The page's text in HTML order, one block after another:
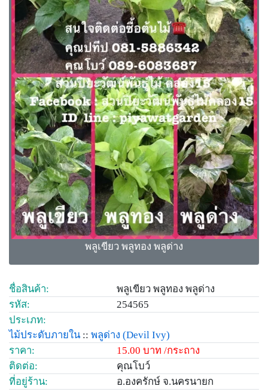
พลูเขียว พลูทอง พลูด่าง
ชื่อสินค้า:
พลูเขียว พลูทอง พลูด่าง
รหัส:
254565
ประเภท:
ไม้ประดับภายใน :: พลูด่าง (Devil Ivy)
ราคา:
15.00 บาท /กระถาง
ติดต่อ:
คุณโบว์
ที่อยู่ร้าน:
อ.องครักษ์ จ.นครนายก